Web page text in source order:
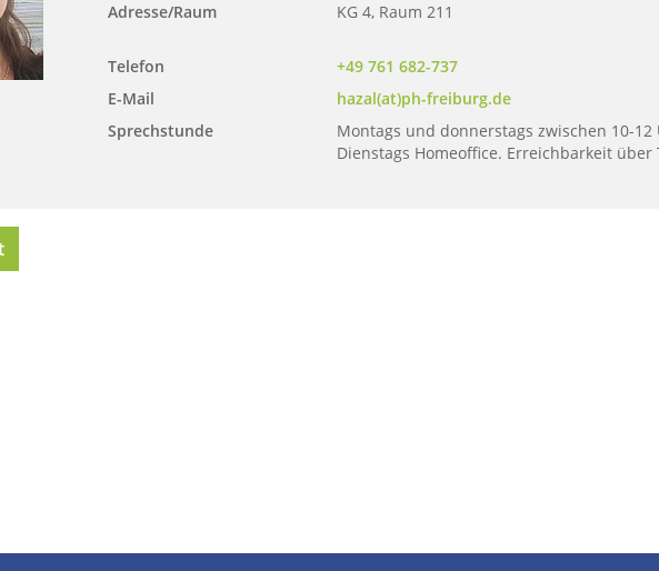
Adresse/Raum KG 4, Raum 211
Telefon
+49 761 682-737
E-Mail
hazal(at)ph-freiburg.de
Sprechstunde
Montags und donnerstags zwischen 10-12
Dienstags Homeoffice. Erreichbarkeit über